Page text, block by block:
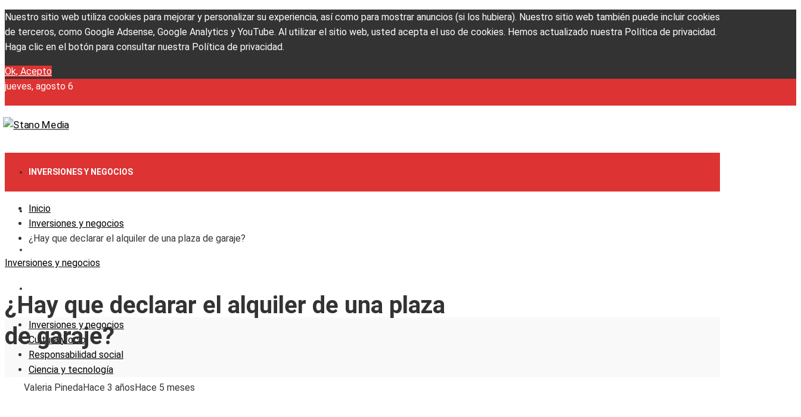
Nuestro sitio web utiliza cookies para mejorar y personalizar su experiencia, así como para mostrar anuncios (si los hubiera). Nuestro sitio web también puede incluir cookies
de terceros, como Google Adsense, Google Analytics y YouTube. Al utilizar el sitio web, usted acepta el uso de cookies. Hemos actualizado nuestra Política de privacidad.
Haga clic en el botón para consultar nuestra Política de privacidad.
Ok, Acepto
jueves, agosto 6
INVERSIONES Y NEGOCIOS
CULTURA Y OCIO
Inversiones y negocios
Cultura y ocio
Responsabilidad social
Ciencia y tecnología
Inicio
Inversiones y negocios
¿Hay que declarar el alquiler de una plaza de garaje?
Inversiones y negocios
¿Hay que declarar el alquiler de una plaza
de garaje?
Valeria PinedaHace 3 años Hace 5 meses